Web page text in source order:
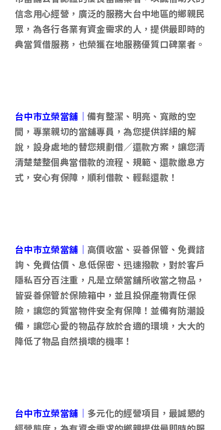
信念用心經營，廣泛的服務大台中地區的鄉親民
眾，為各行各業有資金需求的人，提供最即時的
典當質借服務，也榮獲在地服務優質口碑業者。
台中市立榮當舖｜ 備有整潔、明亮、寬敞的空
間，專業親切的當舖專員，為您提供詳細的解
說，設身處地的替您規劃借／還款方案，讓您清
清楚楚整個典當借款的流程、規範、還款繳息方
式，安心有保障，順利借款、輕鬆還款！
台中市立榮當舖｜ 高價收當、妥善保管、免費諮
詢、免費估價、息低保密、迅速撥款，對於客戶
隱私百分百注重，凡是立榮當舖所收當之物品，
皆妥善保管於保險箱中，並且投保產物責任保
險，讓您的質當物件安全有保障！並備有防潮設
備，讓您心愛的物品存放於合適的環境，大大的
降低了物品自然損壞的機率！
台中市立榮當舖｜ 多元化的經營項目，最誠懇的